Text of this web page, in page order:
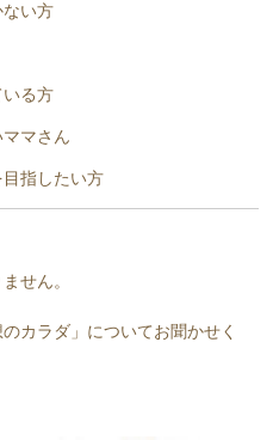
い方
いる方
マさん
指したい方
せん。
カラダ」についてお聞かせく